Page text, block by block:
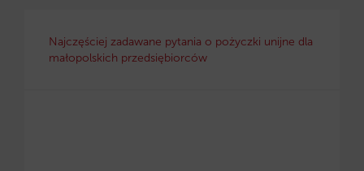
Najczęściej zadawane pytania o pożyczki unijne dla
małopolskich przedsiębiorców